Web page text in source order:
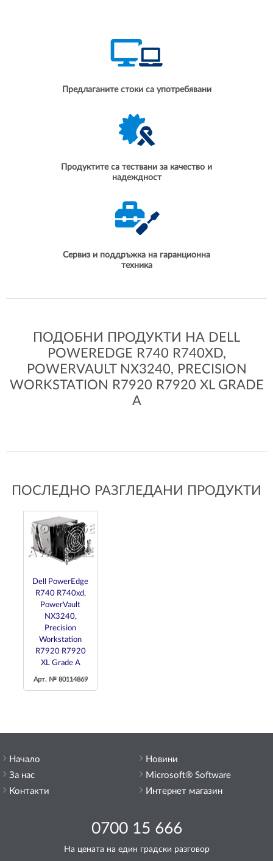
Предлаганите стоки са употребявани
Продуктите са тествани за качество и
надеждност
Сервиз и поддръжка на гаранционна
техника
ПОДОБНИ ПРОДУКТИ НА DELL
POWEREDGE R740 R740XD,
POWERVAULT NX3240, PRECISION
WORKSTATION R7920 R7920 XL GRADE
A
ПОСЛЕДНО РАЗГЛЕДАНИ ПРОДУКТИ
Dell PowerEdge
R740 R740xd,
PowerVault
NX3240,
Precision
Workstation
R7920 R7920
XL Grade A
Арт. № 80114869
Начало
За нас
Контакти
0700 15 666
На цената на един градски разговор
Новини
Microsoft® Software
Интернет магазин